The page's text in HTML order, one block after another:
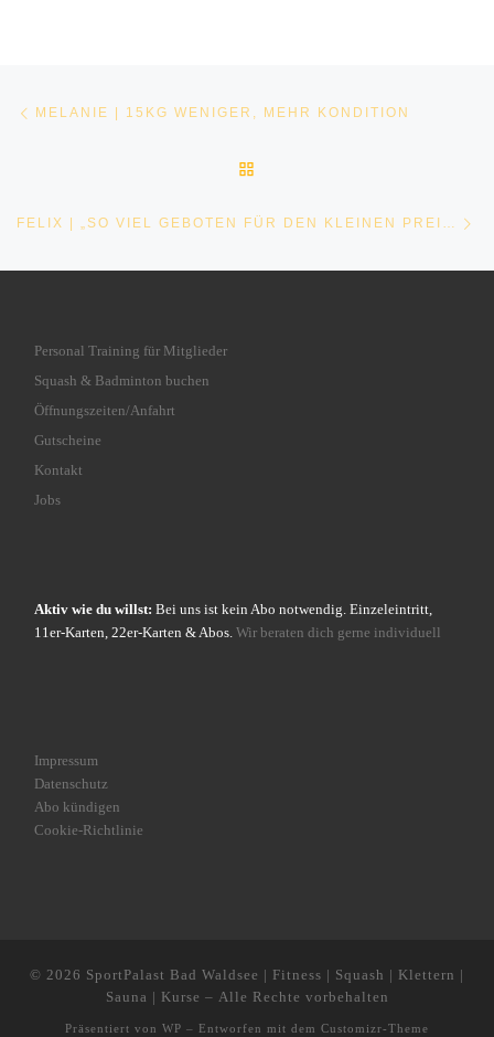
Beitragsnavigation
MELANIE | 15KG WENIGER, MEHR KONDITION
FELIX | „SO VIEL GEBOTEN FÜR DEN KLEINEN PREIS“
Personal Training für Mitglieder
Squash & Badminton buchen
Öffnungszeiten/Anfahrt
Gutscheine
Kontakt
Jobs
Aktiv wie du willst: Bei uns ist kein Abo notwendig. Einzeleintritt,
11er-Karten, 22er-Karten & Abos. Wir beraten dich gerne individuell
Impressum
Datenschutz
Abo kündigen
Cookie-Richtlinie
© 2026 SportPalast Bad Waldsee | Fitness | Squash | Klettern |
Sauna | Kurse – Alle Rechte vorbehalten
Präsentiert von WP – Entworfen mit dem Customizr-Theme